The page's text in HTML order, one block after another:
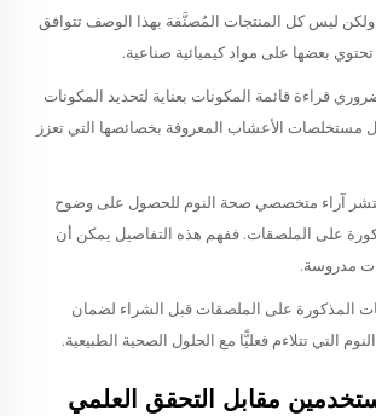
ليس كل المنتجات المُصنَّفة بهذا الوصف تتوافق
بعضها على مواد كيميائية صناعية.
قراءة قائمة المكونات بعناية لتحديد المكونات
مستخلصات الأعشاب المعروفة بخصائصها التي تعزز
آراء متخصصي صحة النوم للحصول على وضوح
على الملصقات. ففهم هذه التفاصيل يمكن أن
مدروسة.
المذكورة على الملصقات قبل الشراء لضمان
التي تتلاءم فعليًّا مع الحلول الصحية الطبيعية.
مقابل التحقق العلمي